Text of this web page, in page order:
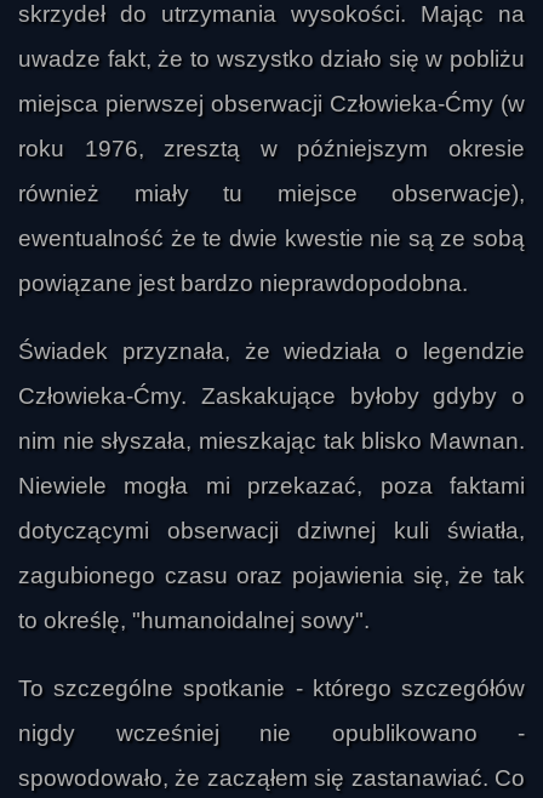
skrzydeł do utrzymania wysokości. Mając na
uwadze fakt, że to wszystko działo się w pobliżu
miejsca pierwszej obserwacji Człowieka-Ćmy (w
roku 1976, zresztą w późniejszym okresie
również miały tu miejsce obserwacje),
ewentualność że te dwie kwestie nie są ze sobą
powiązane jest bardzo nieprawdopodobna.
Świadek przyznała, że wiedziała o legendzie
Człowieka-Ćmy. Zaskakujące byłoby gdyby o
nim nie słyszała, mieszkając tak blisko Mawnan.
Niewiele mogła mi przekazać, poza faktami
dotyczącymi obserwacji dziwnej kuli światła,
zagubionego czasu oraz pojawienia się, że tak
to określę, "humanoidalnej sowy".
To szczególne spotkanie - którego szczegółów
nigdy wcześniej nie opublikowano -
spowodowało, że zacząłem się zastanawiać. Co